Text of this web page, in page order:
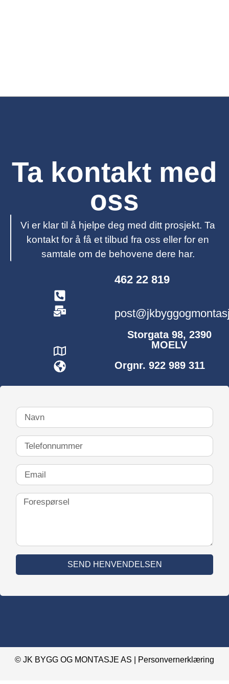
Ta kontakt med
oss
Vi er klar til å hjelpe deg med ditt prosjekt. Ta
kontakt for å få et tilbud fra oss eller for en
samtale om de behovene dere har.
462 22 819
Storgata 98, 2390
MOELV
Orgnr. 922 989 311
SEND HENVENDELSEN
© JK BYGG OG MONTASJE AS | Personvernerklæring